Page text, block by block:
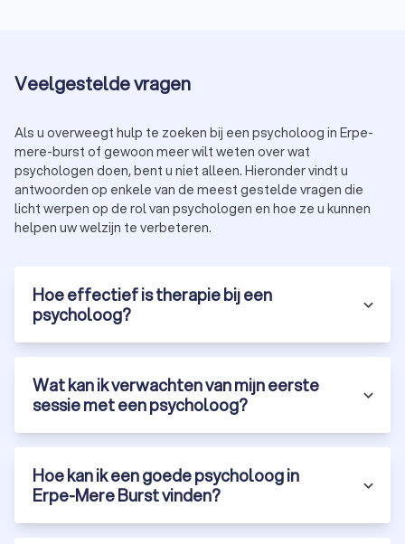
Veelgestelde vragen
Als u overweegt hulp te zoeken bij een psycholoog in Erpe-
mere-burst of gewoon meer wilt weten over wat
psychologen doen, bent u niet alleen. Hieronder vindt u
antwoorden op enkele van de meest gestelde vragen die
licht werpen op de rol van psychologen en hoe ze u kunnen
helpen uw welzijn te verbeteren.
Hoe effectief is therapie bij een
psycholoog?
Wat kan ik verwachten van mijn eerste
sessie met een psycholoog?
Hoe kan ik een goede psycholoog in
Erpe-Mere Burst vinden?